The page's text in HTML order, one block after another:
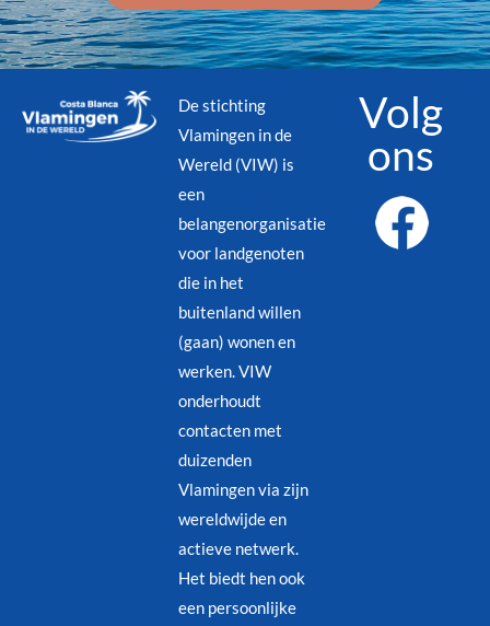
De stichting
Vlamingen in de
Wereld (VIW) is
een
belangenorganisatie
voor landgenoten
die in het
buitenland willen
(gaan) wonen en
werken. VIW
onderhoudt
contacten met
duizenden
Vlamingen via zijn
wereldwijde en
actieve netwerk.
Het biedt hen ook
een persoonlijke
Volg
ons